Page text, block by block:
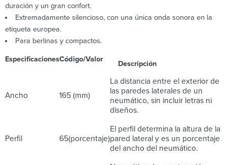
duración y un gran confort.
Extremadamente silencioso, con una única onda sonora en la
etiqueta europea.
Para berlinas y compactos.
EspecificacionesCódigo/Valor
Descripción
Ancho 165 (mm)
La distancia entre el exterior de
las paredes laterales de un
neumático, sin incluir letras ni
diseños.
Perfil 65(porcentaje)
El perfil determina la altura de la
pared lateral y es un porcentaje
del ancho del neumático.